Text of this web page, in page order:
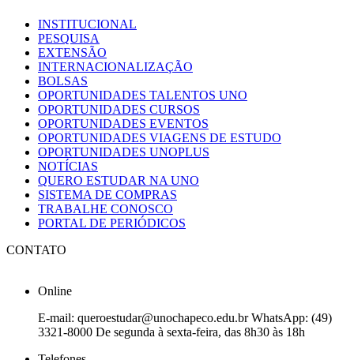
INSTITUCIONAL
PESQUISA
EXTENSÃO
INTERNACIONALIZAÇÃO
BOLSAS
OPORTUNIDADES TALENTOS UNO
OPORTUNIDADES CURSOS
OPORTUNIDADES EVENTOS
OPORTUNIDADES VIAGENS DE ESTUDO
OPORTUNIDADES UNOPLUS
NOTÍCIAS
QUERO ESTUDAR NA UNO
SISTEMA DE COMPRAS
TRABALHE CONOSCO
PORTAL DE PERIÓDICOS
CONTATO
Online
E-mail: queroestudar@unochapeco.edu.br WhatsApp: (49)
3321-8000 De segunda à sexta-feira, das 8h30 às 18h